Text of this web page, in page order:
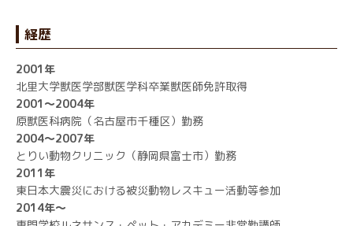
経歴
2001年
北里大学獣医学部獣医学科卒業獣医師免許取得
2001～2004年
原獣医科病院（名古屋市千種区）勤務
2004～2007年
とりい動物クリニック（静岡県富士市）勤務
2011年
東日本大震災における被災動物レスキュー活動等参加
2014年～